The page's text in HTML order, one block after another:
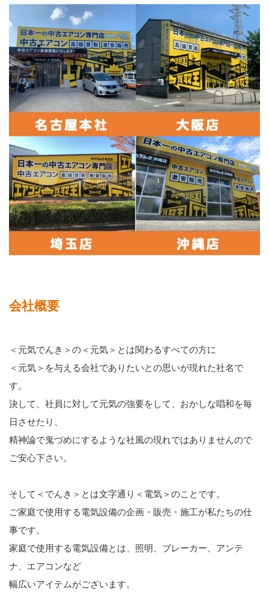
会社概要
＜元気でんき＞の＜元気＞とは関わるすべての方に
＜元気＞を与える会社でありたいとの思いが現れた社名で
す。
決して、社員に対して元気の強要をして、おかしな唱和を毎
日させたり、
精神論で鬼づめにするような社風の現れではありませんので
ご安心下さい。
そして＜でんき＞とは文字通り＜電気＞のことです。
ご家庭で使用する電気設備の企画・販売・施工が私たちの仕
事です。
家庭で使用する電気設備とは、照明、ブレーカー、アンテ
ナ、エアコンなど
幅広いアイテムがございます。